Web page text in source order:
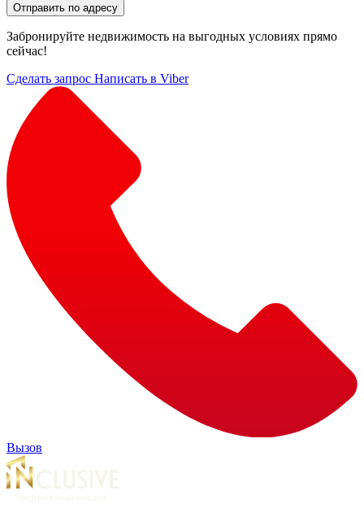
Отправить по адресу
Забронируйте недвижимость на выгодных условиях прямо
сейчас!
Сделать запрос Написать в Viber
Вызов